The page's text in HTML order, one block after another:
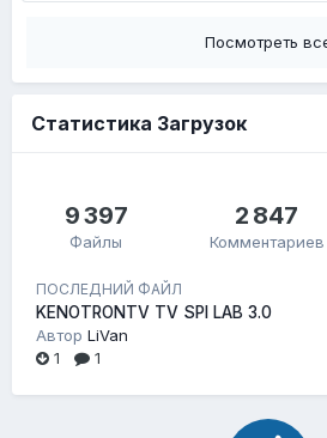
Посмотреть
Статистика Загрузок
9 397
Файлы
2 847
Комментариев
ПОСЛЕДНИЙ ФАЙЛ
KENOTRONTV TV SPI LAB 3.0
Автор LiVan
1
1